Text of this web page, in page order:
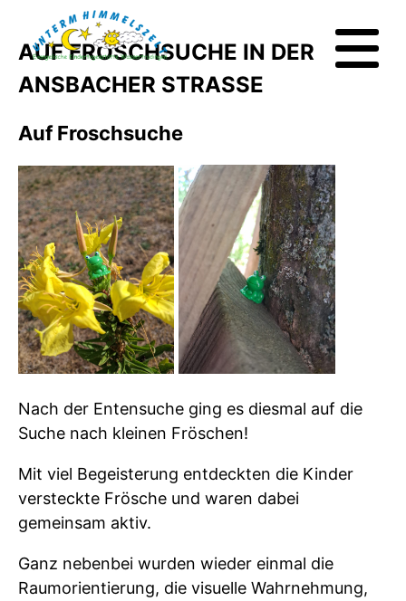
AUF FROSCHSUCHE IN DER
ANSBACHER STRASSE
Auf Froschsuche
Nach der Entensuche ging es diesmal auf die
Suche nach kleinen Fröschen!
Mit viel Begeisterung entdeckten die Kinder
versteckte Frösche und waren dabei
gemeinsam aktiv.
Ganz nebenbei wurden wieder einmal die
Raumorientierung, die visuelle Wahrnehmung,